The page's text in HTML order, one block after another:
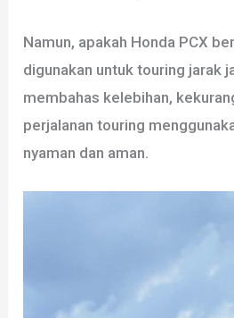
Namun, apakah Honda PCX
digunakan untuk touring jarak
membahas kelebihan,
perjalanan touring
nyaman dan aman.